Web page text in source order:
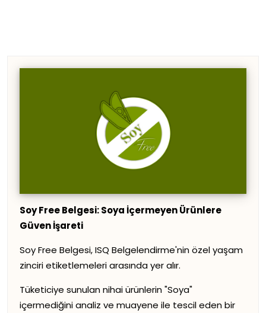
Soy Free Belgesi: Soya İçermeyen Ürünlere
Güven İşareti
Soy Free Belgesi, ISQ Belgelendirme'nin özel yaşam
zinciri etiketlemeleri arasında yer alır.
Tüketiciye sunulan nihai ürünlerin "Soya"
içermediğini analiz ve muayene ile tescil eden bir